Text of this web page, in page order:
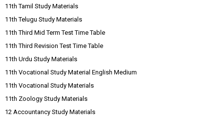
11th Tamil Study Materials
11th Telugu Study Materials
11th Third Mid Term Test Time Table
11th Third Revision Test Time Table
11th Urdu Study Materials
11th Vocational Study Material English Medium
11th Vocational Study Materials
11th Zoology Study Materials
12 Accountancy Study Materials